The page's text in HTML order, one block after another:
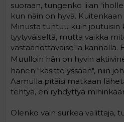
suoraan, tungenko liian
kun näin on hyvä.
Minusta tuntuu kuin joutuisin
tyytyväiseltä, mutta vaikka
vastaanottavaisella kannalla.
Muulloin hän on hyvin
hänen "käsittelyssään", niin
Aamulla pitäisi matkaan
tehtyä, en ryhdyttyä
Olenko vain surkea valittaja,